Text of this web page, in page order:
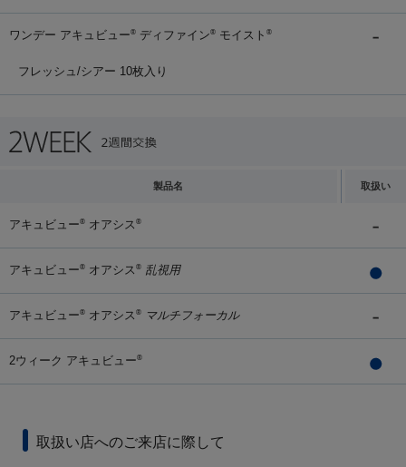
ワンデー アキュビュー® ディファイン® モイスト ®
フレッシュ/シアー 10枚入り
製品名 取扱い
アキュビュー® オアシス ®
アキュビュー® オアシス ® 乱視用
アキュビュー® オアシス ® マルチフォーカル
2ウィーク アキュビュー®
取扱い店へのご来店に際して